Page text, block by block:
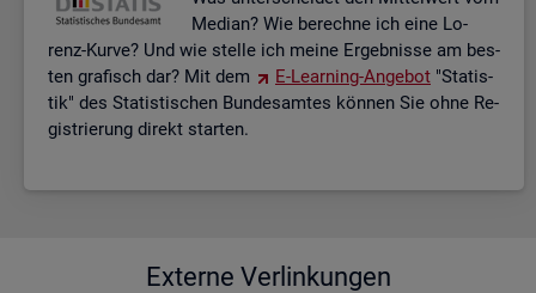
Me­di­an? Wie be­rech­ne ich eine Lo­
renz-Kurve? Und wie stel­le ich meine Er­geb­nis­se am bes­
ten gra­fisch dar? Mit dem
E-Lear­ning-An­ge­bot "Sta­tis­
tik" des Sta­tis­ti­schen Bun­des­am­tes kön­nen Sie ohne Re­
gis­trie­rung di­rekt star­ten.
Externe Verlinkungen